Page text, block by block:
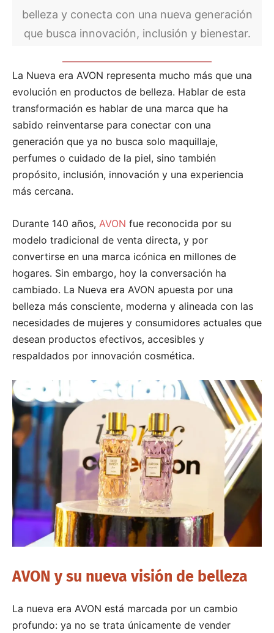
belleza y conecta con una nueva generación
que busca innovación, inclusión y bienestar.
La Nueva era AVON representa mucho más que una
evolución en productos de belleza. Hablar de esta
transformación es hablar de una marca que ha
sabido reinventarse para conectar con una
generación que ya no busca solo maquillaje,
perfumes o cuidado de la piel, sino también
propósito, inclusión, innovación y una experiencia
más cercana.
Durante 140 años, AVON fue reconocida por su
modelo tradicional de venta directa, y por
convertirse en una marca icónica en millones de
hogares. Sin embargo, hoy la conversación ha
cambiado. La Nueva era AVON apuesta por una
belleza más consciente, moderna y alineada con las
necesidades de mujeres y consumidores actuales que
desean productos efectivos, accesibles y
respaldados por innovación cosmética.
AVON y su nueva visión de belleza
La nueva era AVON está marcada por un cambio
profundo: ya no se trata únicamente de vender